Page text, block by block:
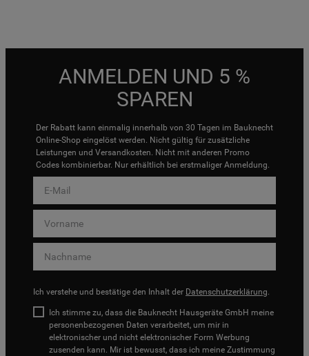
ANMELDEN UND 5 %
SPAREN
Der Rabatt kann einmalig innerhalb von 30 Tagen im Bauknecht
Online-Shop eingelöst werden. Nicht gültig für zusätzliche
Leistungen und Versandkosten. Nicht mit anderen Promo
Codes kombinierbar. Nur erhältlich bei erstmaliger Anmeldung.
Ich verstehe und bestätige den Inhalt der Datenschutzerklärung.
Ich stimme zu, dass die Bauknecht Hausgeräte GmbH meine
personenbezogenen Daten verarbeitet, um mir in
elektronischer und nicht elektronischer Form Werbung
zusenden kann. Mir ist bewusst, dass ich meine Zustimmung